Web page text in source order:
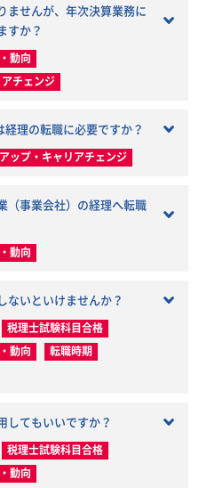
ませんが、年次決算業務に
すか？
動向
チェンジ
経理の転職に必要ですか？
ップ・キャリアチェンジ
（事業会社）の経理へ転職
動向
ないといけませんか？
税理士試験科目合格
動向
転職時期
してもいいですか？
税理士試験科目合格
動向